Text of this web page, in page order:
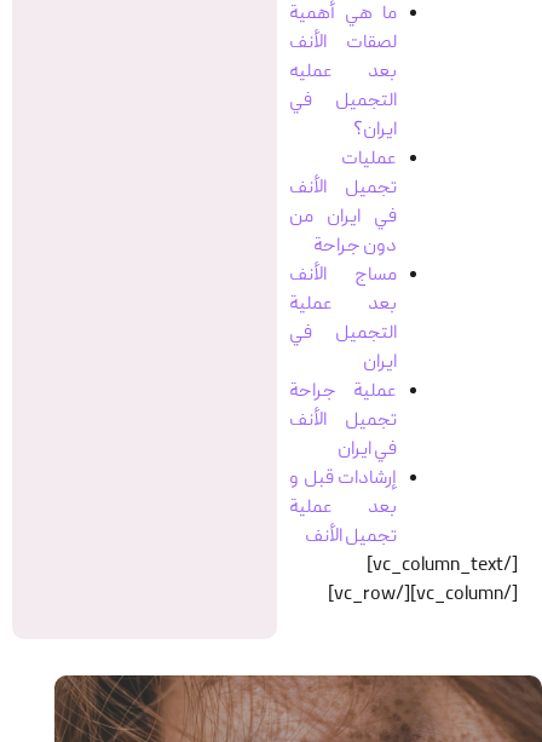
ما هي أهمیة
لصقات الأنف
بعد عمليه
التجميل في
ایران؟
عمليات
تجميل الأنف
في ایران من
دون جراحة
مساج الأنف
بعد عملية
التجميل في
ایران
عملية جراحة
تجميل الأنف
في ایران
إرشادات قبل و
بعد عملية
تجميل الأنف
[/vc_column_text]
[/vc_column][/vc_row]